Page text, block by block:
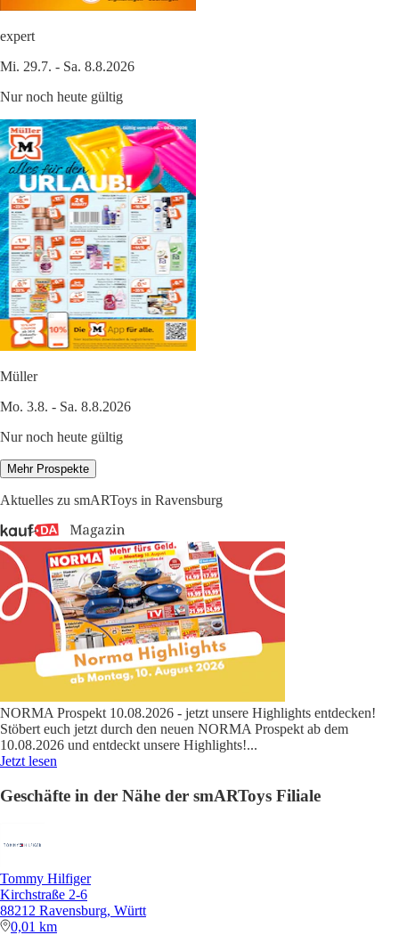
expert
Mi. 29.7. - Sa. 8.8.2026
Nur noch heute gültig
Müller
Mo. 3.8. - Sa. 8.8.2026
Nur noch heute gültig
Mehr Prospekte
Aktuelles zu smARToys in Ravensburg
NORMA Prospekt 10.08.2026 - jetzt unsere Highlights entdecken!
Stöbert euch jetzt durch den neuen NORMA Prospekt ab dem
10.08.2026 und entdeckt unsere Highlights!...
Jetzt lesen
Geschäfte in der Nähe der smARToys Filiale
Tommy Hilfiger
Kirchstraße 2-6
88212 Ravensburg, Württ
0,01 km